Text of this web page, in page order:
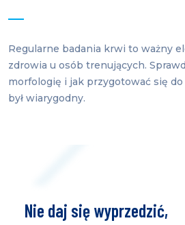
Regularne badania krwi to ważny
zdrowia u osób trenujących.
morfologię i jak przygotować się
był wiarygodny.
Nie daj się wyprzedzić,